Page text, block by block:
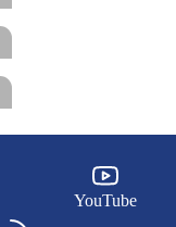
YouTube